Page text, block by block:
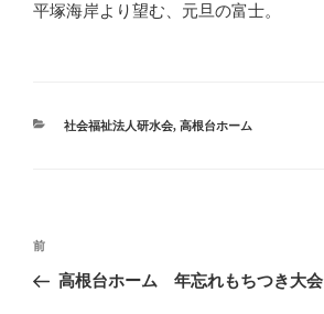
平塚海岸より望む、元旦の富士。
カ
社会福祉法人研水会, 高根台ホーム
投
過
去
前
高根台ホーム 年忘れもちつき大会